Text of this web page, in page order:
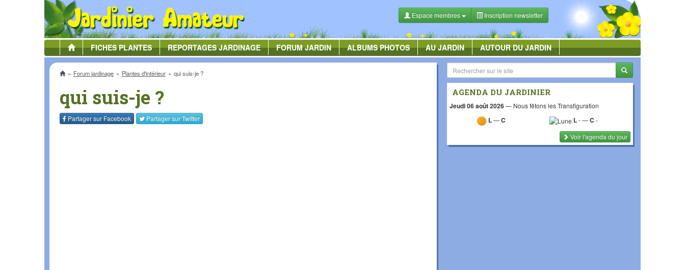
Espace membres Inscription newsletter
FICHESPLANTES REPORTAGESJARDINAGE FORUMJARDIN ALBUMSPHOTOS AU JARDIN AUTOUR DU JARDIN
AccueilForum jardinage Plantes d'intérieur qui suis-je ?
qui suis-je ?
Partager sur Facebook Partager surTwitter
AGENDA DU JARDINIER
Jeudi 06 août 2026— Nous fêtons les Transfiguration
L—C L-—C-
Voir l'agenda du jour